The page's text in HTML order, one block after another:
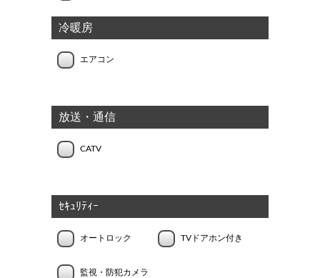
冷暖房
エアコン
放送・通信
CATV
ｾｷｭﾘﾃｨｰ
オートロック TVドアホン付き
監視・防犯カメラ